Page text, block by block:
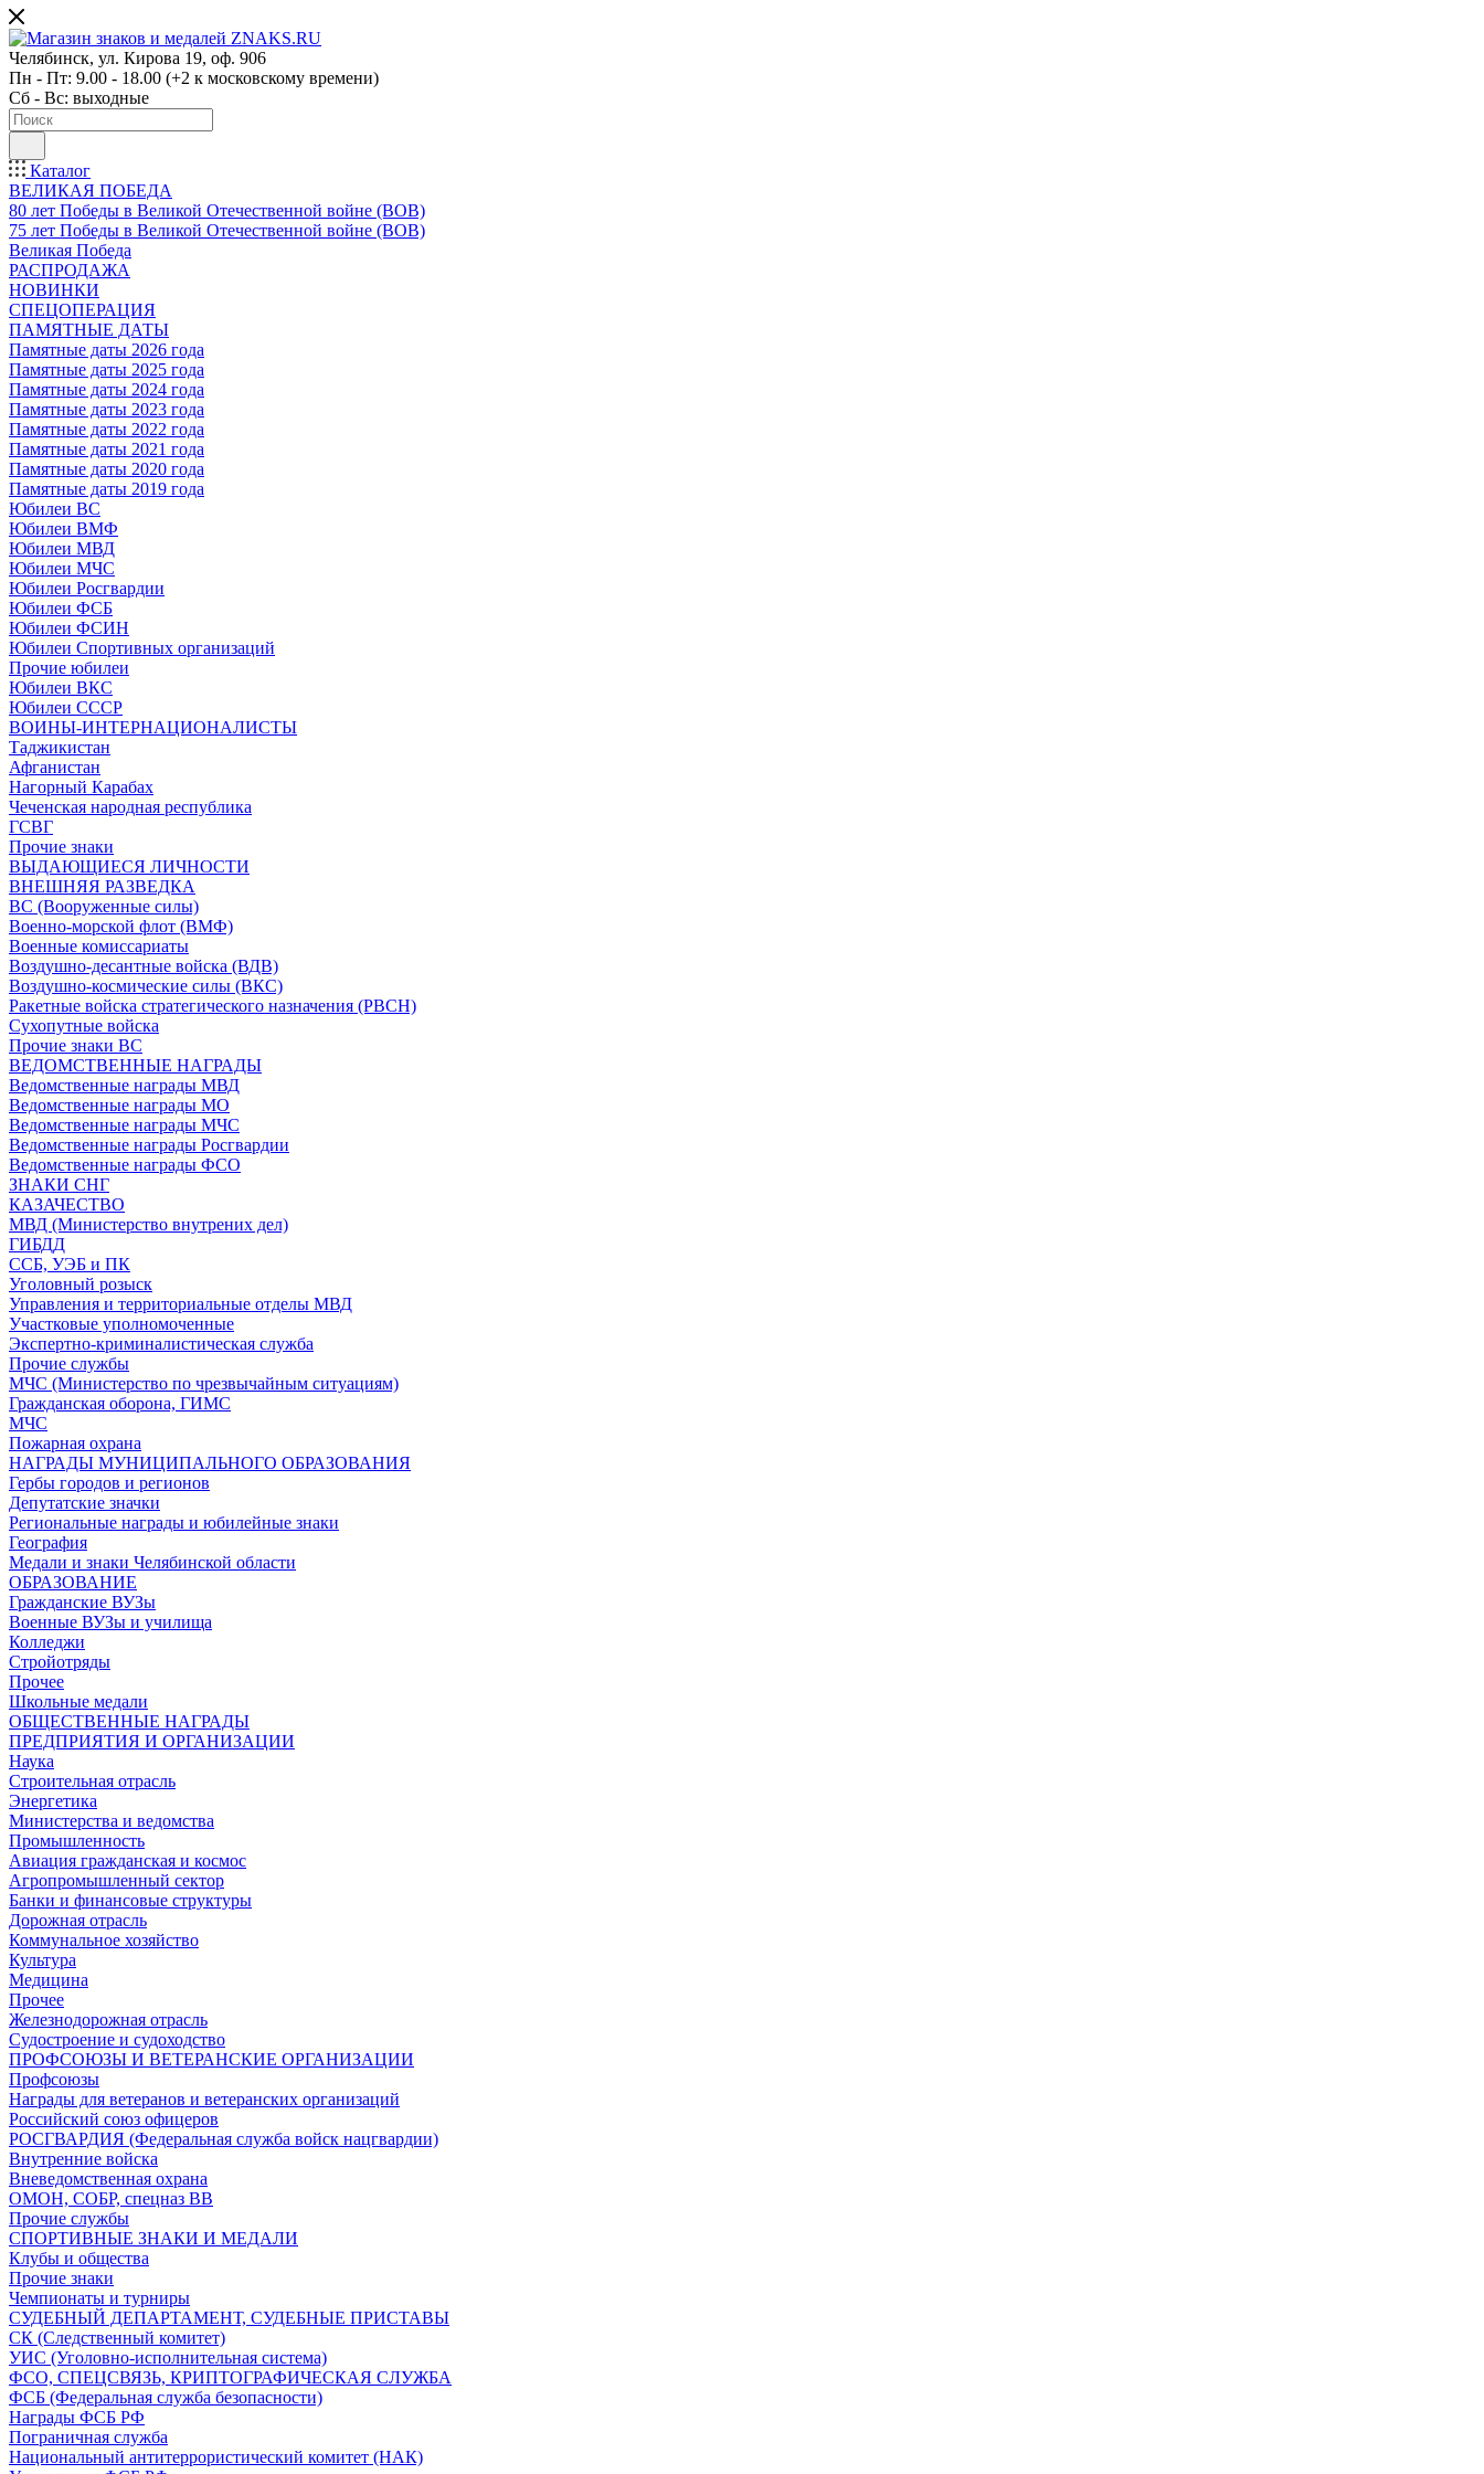
Челябинск, ул. Кирова 19, оф. 906
Пн - Пт: 9.00 - 18.00 (+2 к московскому времени)
Сб - Вс: выходные
Каталог
ВЕЛИКАЯ ПОБЕДА
80 лет Победы в Великой Отечественной войне (ВОВ)
75 лет Победы в Великой Отечественной войне (ВОВ)
Великая Победа
РАСПРОДАЖА
НОВИНКИ
СПЕЦОПЕРАЦИЯ
ПАМЯТНЫЕ ДАТЫ
Памятные даты 2026 года
Памятные даты 2025 года
Памятные даты 2024 года
Памятные даты 2023 года
Памятные даты 2022 года
Памятные даты 2021 года
Памятные даты 2020 года
Памятные даты 2019 года
Юбилеи ВС
Юбилеи ВМФ
Юбилеи МВД
Юбилеи МЧС
Юбилеи Росгвардии
Юбилеи ФСБ
Юбилеи ФСИН
Юбилеи Спортивных организаций
Прочие юбилеи
Юбилеи ВКС
Юбилеи СССР
ВОИНЫ-ИНТЕРНАЦИОНАЛИСТЫ
Таджикистан
Афганистан
Нагорный Карабах
Чеченская народная республика
ГСВГ
Прочие знаки
ВЫДАЮЩИЕСЯ ЛИЧНОСТИ
ВНЕШНЯЯ РАЗВЕДКА
ВС (Вооруженные силы)
Военно-морской флот (ВМФ)
Военные комиссариаты
Воздушно-десантные войска (ВДВ)
Воздушно-космические силы (ВКС)
Ракетные войска стратегического назначения (РВСН)
Сухопутные войска
Прочие знаки ВС
ВЕДОМСТВЕННЫЕ НАГРАДЫ
Ведомственные награды МВД
Ведомственные награды МО
Ведомственные награды МЧС
Ведомственные награды Росгвардии
Ведомственные награды ФСО
ЗНАКИ СНГ
КАЗАЧЕСТВО
МВД (Министерство внутрених дел)
ГИБДД
ССБ, УЭБ и ПК
Уголовный розыск
Управления и территориальные отделы МВД
Участковые уполномоченные
Экспертно-криминалистическая служба
Прочие службы
МЧС (Министерство по чрезвычайным ситуациям)
Гражданская оборона, ГИМС
МЧС
Пожарная охрана
НАГРАДЫ МУНИЦИПАЛЬНОГО ОБРАЗОВАНИЯ
Гербы городов и регионов
Депутатские значки
Региональные награды и юбилейные знаки
География
Медали и знаки Челябинской области
ОБРАЗОВАНИЕ
Гражданские ВУЗы
Военные ВУЗы и училища
Колледжи
Стройотряды
Прочее
Школьные медали
ОБЩЕСТВЕННЫЕ НАГРАДЫ
ПРЕДПРИЯТИЯ И ОРГАНИЗАЦИИ
Наука
Строительная отрасль
Энергетика
Министерства и ведомства
Промышленность
Авиация гражданская и космос
Агропромышленный сектор
Банки и финансовые структуры
Дорожная отрасль
Коммунальное хозяйство
Культура
Медицина
Прочее
Железнодорожная отрасль
Судостроение и судоходство
ПРОФСОЮЗЫ И ВЕТЕРАНСКИЕ ОРГАНИЗАЦИИ
Профсоюзы
Награды для ветеранов и ветеранских организаций
Российский союз офицеров
РОСГВАРДИЯ (Федеральная служба войск нацгвардии)
Внутренние войска
Вневедомственная охрана
ОМОН, СОБР, спецназ ВВ
Прочие службы
СПОРТИВНЫЕ ЗНАКИ И МЕДАЛИ
Клубы и общества
Прочие знаки
Чемпионаты и турниры
СУДЕБНЫЙ ДЕПАРТАМЕНТ, СУДЕБНЫЕ ПРИСТАВЫ
СК (Следственный комитет)
УИС (Уголовно-исполнительная система)
ФСО, СПЕЦСВЯЗЬ, КРИПТОГРАФИЧЕСКАЯ СЛУЖБА
ФСБ (Федеральная служба безопасности)
Награды ФСБ РФ
Пограничная служба
Национальный антитеррористический комитет (НАК)